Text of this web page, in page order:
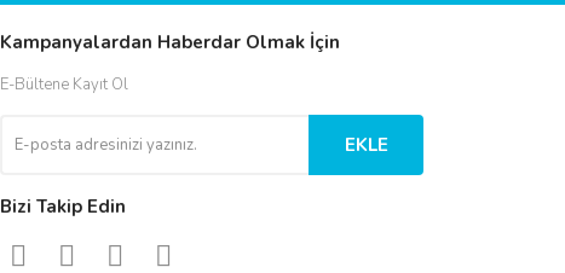
Kampanyalardan Haberdar Olmak İçin
E-Bültene Kayıt Ol
EKLE
Bizi Takip Edin